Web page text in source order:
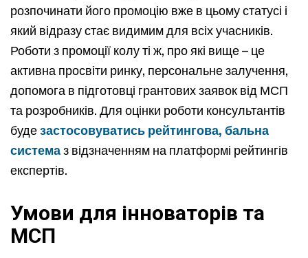
розпочинати його промоцію вже в цьому статусі і
який відразу стає видимим для всіх учасників.
Роботи з промоції колу ті ж, про які вище – це
активна просвіти ринку, персональне залучення,
допомога в підготовці грантових заявок від МСП
та розробників. Для оцінки роботи консультантів
будезастосовуватись рейтингова, бальна
системаз відзначенням на платформі рейтингів
експертів.
Умови для інноваторів та
МСП